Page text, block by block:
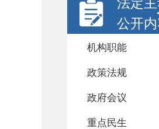
法定
公开
机构职能
政策法规
政府会议
重点民生